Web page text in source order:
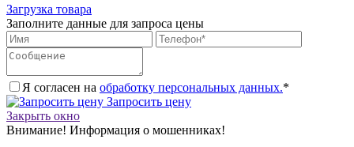
Загрузка товара
Заполните данные для запроса цены
Я согласен на обработку персональных данных.*
Запросить цену
Закрыть окно
Внимание! Информация о мошенниках!